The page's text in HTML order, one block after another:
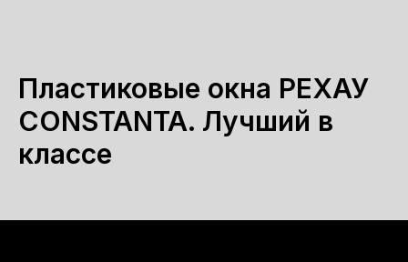
Пластиковые окна РЕХАУ
CONSTANTA. Лучший в
классе